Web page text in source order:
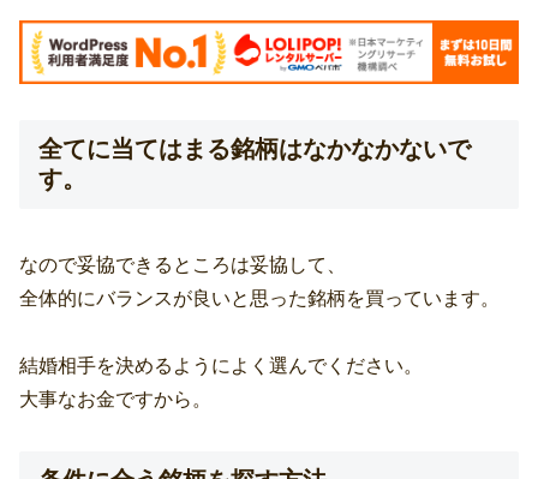
全てに当てはまる銘柄はなかなかないで
す。
なので妥協できるところは妥協して、
全体的にバランスが良いと思った銘柄を買っています。
結婚相手を決めるようによく選んでください。
大事なお金ですから。